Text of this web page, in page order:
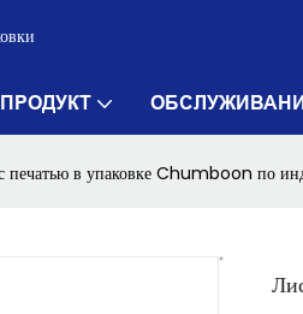
ПРОДУКТ
печатью в упаковке Chumboon по